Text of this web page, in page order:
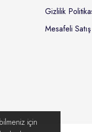
Gizlilik
Mesafeli
için